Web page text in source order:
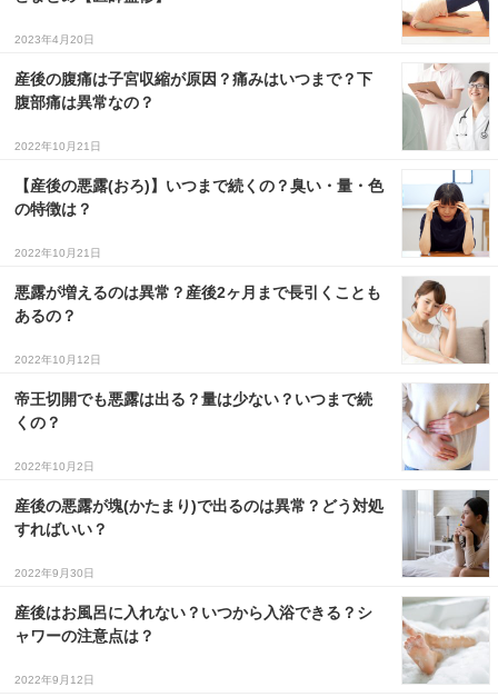
2023年4月20日
産後の腹痛は子宮収縮が原因？痛みはいつまで？下
腹部痛は異常なの？
2022年10月21日
【産後の悪露(おろ)】いつまで続くの？臭い・量・色
の特徴は？
2022年10月21日
悪露が増えるのは異常？産後2ヶ月まで長引くことも
あるの？
2022年10月12日
帝王切開でも悪露は出る？量は少ない？いつまで続
くの？
2022年10月2日
産後の悪露が塊(かたまり)で出るのは異常？どう対処
すればいい？
2022年9月30日
産後はお風呂に入れない？いつから入浴できる？シ
ャワーの注意点は？
2022年9月12日